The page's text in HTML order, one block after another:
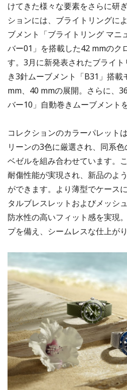
けてきた様々な要素をさらに研
ションには、ブライトリングに
ブメント「ブライトリング マニ
バー01」を搭載した42 mmのク
す。3月に新発表されたブライ
き3針ムーブメント「B31」搭
mm、40 mmの展開。さらに、
バー10」自動巻きムーブメント
コレクションのカラーパレット
リーンの3色に厳選され、同系
ベゼルを組み合わせています。
耐傷性能が実現され、新品のよ
ができます。より薄型でケース
タルブレスレットおよびメッシ
防水性の高いフィット感を実現
プを備え、シームレスな仕上が